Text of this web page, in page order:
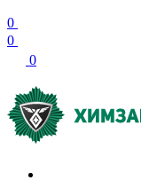
0
0
0